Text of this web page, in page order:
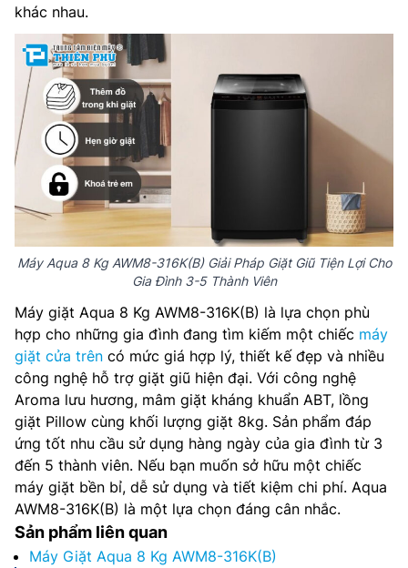
khác nhau.
Máy Aqua 8 Kg AWM8-316K(B) Giải Pháp Giặt Giũ Tiện Lợi Cho
Gia Đình 3-5 Thành Viên
Máy giặt Aqua 8 Kg AWM8-316K(B) là lựa chọn phù
hợp cho những gia đình đang tìm kiếm một chiếc máy
giặt cửa trên có mức giá hợp lý, thiết kế đẹp và nhiều
công nghệ hỗ trợ giặt giũ hiện đại. Với công nghệ
Aroma lưu hương, mâm giặt kháng khuẩn ABT, lồng
giặt Pillow cùng khối lượng giặt 8kg. Sản phẩm đáp
ứng tốt nhu cầu sử dụng hàng ngày của gia đình từ 3
đến 5 thành viên. Nếu bạn muốn sở hữu một chiếc
máy giặt bền bỉ, dễ sử dụng và tiết kiệm chi phí. Aqua
AWM8-316K(B) là một lựa chọn đáng cân nhắc.
Sản phẩm liên quan
Máy Giặt Aqua 8 Kg AWM8-316K(B)